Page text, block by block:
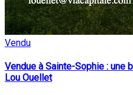
Vendu
Vendue à Sainte-Sophie : une
Lou Ouellet